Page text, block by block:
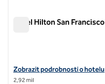
Hotel Hilton San
Zobrazit podrobnosti o hotelu
Zobrazit podrobnosti o hotelu
2,92 mil